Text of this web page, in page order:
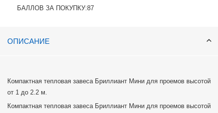
БАЛЛОВ ЗА ПОКУПКУ:87
ОПИСАНИЕ
Компактная тепловая завеса Бриллиант Мини для проемов высотой
от 1 до 2.2 м.
Компактная тепловая завеса Бриллиант Мини для проемов высотой